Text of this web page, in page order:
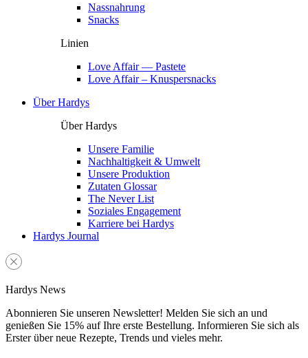
Nassnahrung
Snacks
Linien
Love Affair — Pastete
Love Affair – Knuspersnacks
Über Hardys
Über Hardys
Unsere Familie
Nachhaltigkeit & Umwelt
Unsere Produktion
Zutaten Glossar
The Never List
Soziales Engagement
Karriere bei Hardys
Hardys Journal
Hardys News
Abonnieren Sie unseren Newsletter! Melden Sie sich an und
genießen Sie 15% auf Ihre erste Bestellung. Informieren Sie sich als
Erster über neue Rezepte, Trends und vieles mehr.